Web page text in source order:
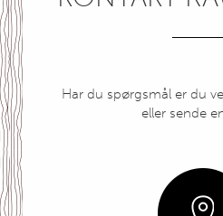
Har du spørgsmål er du
eller sende